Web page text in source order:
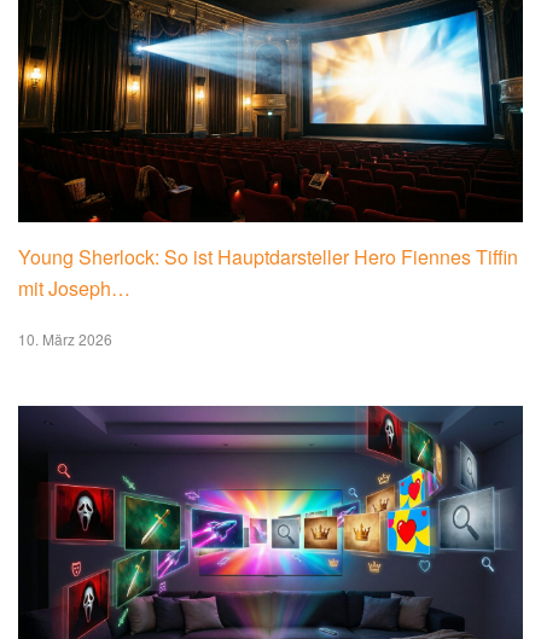
Young Sherlock: So ist Hauptdarsteller Hero Fiennes Tiffin
mit Joseph…
10. März 2026